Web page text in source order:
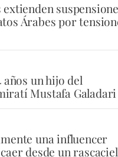
Árabes por
años un hijo del
Mustafa Galadari
una influencer
desde un